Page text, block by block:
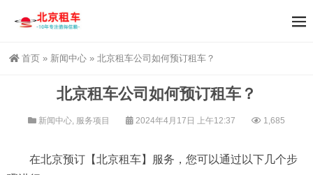
首页 » 新闻中心 » 北京租车公司如何预订租车？
北京租车公司如何预订租车？
新闻中心, 服务项目 2024年4月17日 上午12:37 1,685
在北京预订【北京租车】服务，您可以通过以下几个步